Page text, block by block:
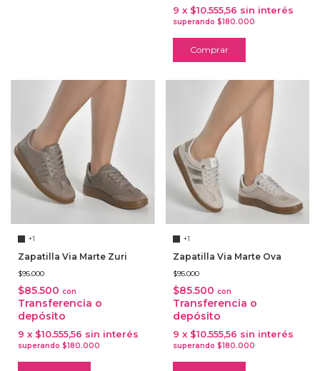
9 x $10.555,56 sin interés
Comprar
+1
Zapatilla Via Marte Zuri
$95.000
$85.500 con
Transferencia o
depósito
9 x $10.555,56 sin interés
+1
Zapatilla Via Marte Ova
$95.000
$85.500 con
Transferencia o
depósito
9 x $10.555,56 sin interés